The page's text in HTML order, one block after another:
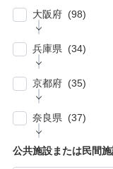
福生市・あ
| … 朝霞市
| … 知立市・
川市 (5)
| … 鈴鹿市・
| … 伊勢市・
大阪府 (98)
| … 大阪市
| … 豊中市
| … 八尾市・
兵庫県 (34)
| … 神戸市・
| … 姫路市
| … 加古川市
京都府 (35)
| … 京都市・
市・京丹後
奈良県 (37)
| … 奈良市・
公共施設または民間